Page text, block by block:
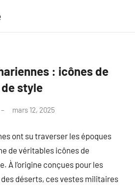
: icônes de
style
mars 12, 2025
ont su traverser les époques
de véritables icônes de
À l’origine conçues pour les
déserts, ces vestes militaires